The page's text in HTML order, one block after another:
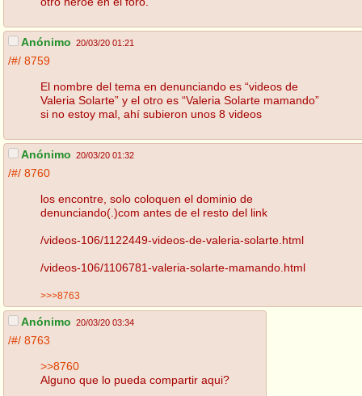
Anónimo 20/03/20 01:21
/#/ 8759
El nombre del tema en denunciando es “videos de
Valeria Solarte” y el otro es “Valeria Solarte mamando”
si no estoy mal, ahí subieron unos 8 videos
Anónimo 20/03/20 01:32
/#/ 8760
los encontre, solo coloquen el dominio de
denunciando(.)com antes de el resto del link
/videos-106/1122449-videos-de-valeria-solarte.html
/videos-106/1106781-valeria-solarte-mamando.html
>>>8763
Anónimo 20/03/20 03:34
/#/ 8763
>>8760
Alguno que lo pueda compartir aqui?